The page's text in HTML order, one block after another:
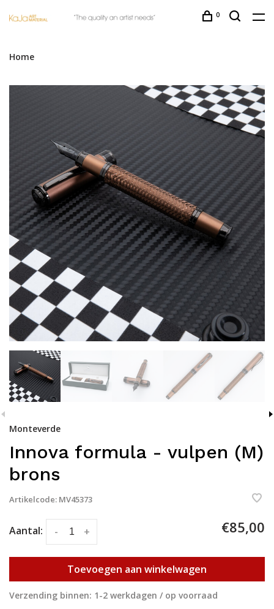
0
Home
Monteverde
Innova formula - vulpen (M)
brons
Artikelcode: MV45373
Aantal: +
- €85,00
Toevoegen aan winkelwagen
Verzending binnen: 1-2 werkdagen / op voorraad